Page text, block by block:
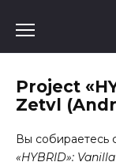
содержанию
Project
Zetvl
Вы собираетесь
«HYBRID»: